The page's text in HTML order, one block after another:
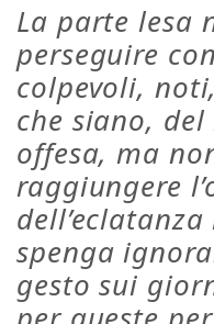
La parte lesa
perseguire
colpevoli,
che siano,
offesa, ma
raggiungere
spenga
gesto sui